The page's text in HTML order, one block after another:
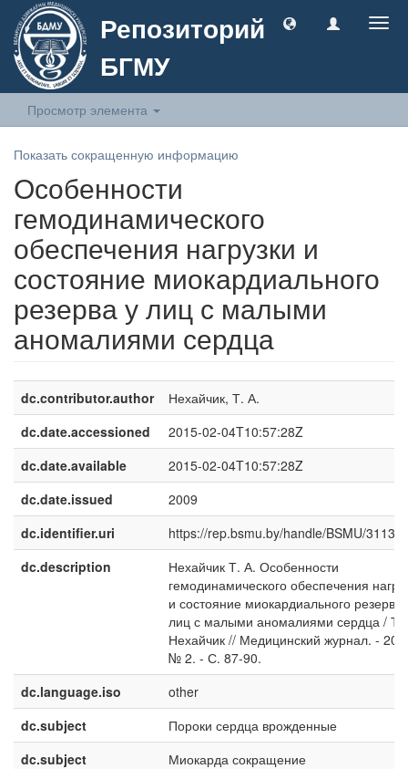
Репозиторий
БГМУ
Просмотр элемента
Показать сокращенную информацию
Особенности
гемодинамического
обеспечения нагрузки и
состояние миокардиального
резерва у лиц с малыми
аномалиями сердца
dc.contributor.author
Нехайчик, Т. А.
dc.date.accessioned
2015-02-04T10:57:28Z
dc.date.available
2015-02-04T10:57:28Z
dc.date.issued
2009
dc.identifier.uri
https://rep.bsmu.by/handle/BSMU/3113
dc.description
Нехайчик Т. А. Особенности
гемодинамического обеспечения
и состояние миокардиального резерва
лиц с малыми аномалиями сердца / Т.
Нехайчик // Медицинский журнал. -
№ 2. - С. 87-90.
dc.language.iso
other
dc.subject
Пороки сердца врожденные
dc.subject
Миокарда сокращение